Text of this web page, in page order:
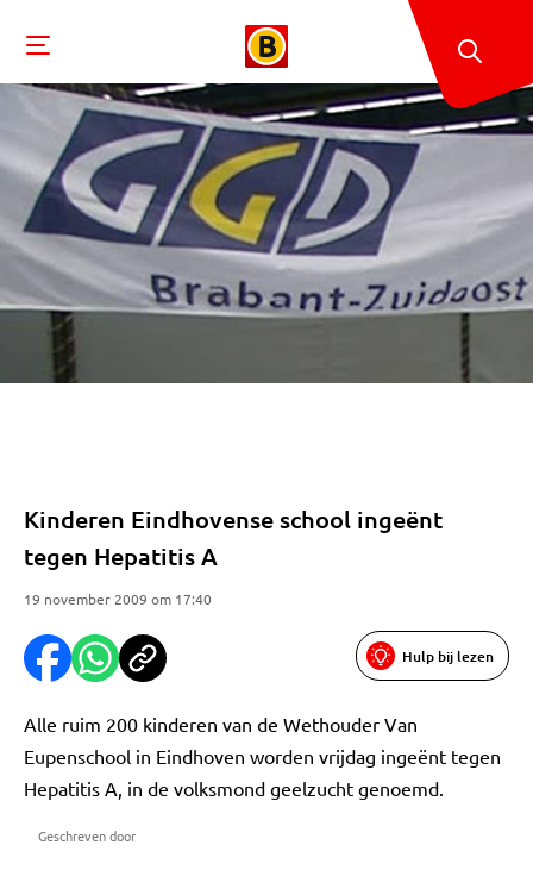
Kinderen Eindhovense school ingeënt
tegen Hepatitis A
19 november 2009 om 17:40
Hulp bij lezen
Alle ruim 200 kinderen van de Wethouder Van
Eupenschool in Eindhoven worden vrijdag ingeënt tegen
Hepatitis A, in de volksmond geelzucht genoemd.
Geschreven door